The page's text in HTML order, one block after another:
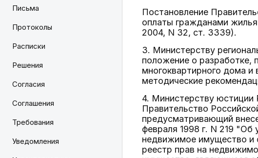
Письма
Протоколы
Расписки
Решения
Согласия
Соглашения
Требования
Уведомления
Постановление
оплаты гражданами
2004, N 32, ст. 3339).
3. Министерству
положение о разработке,
многоквартирного дома и
методические
4. Министерству юстиции
Правительство
предусматривающий
февраля 1998 г. N 219 "Об
недвижимое имущество и
реестр прав на